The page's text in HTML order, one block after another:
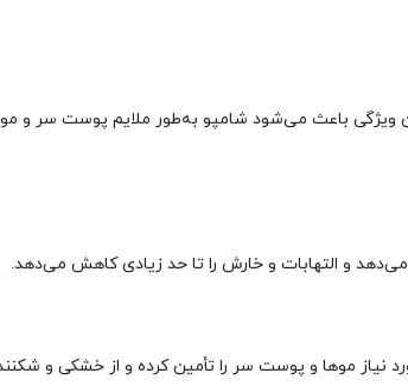
باعث می‌شود شامپو به‌طور ملایم پوست سر و موها
می‌دهد و التهابات و خارش را تا حد زیادی کاهش می‌دهد.